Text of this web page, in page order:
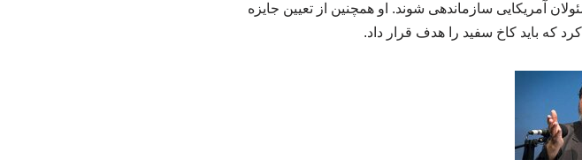
آمریکایی سازماندهی شوند. او همچنین از تعیین جایزه
که باید کاخ سفید را هدف قرار داد.